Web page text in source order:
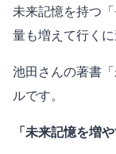
未来記憶を持つ
量も増えて行くに
池田さんの著書
ルです。
「未来記憶を増